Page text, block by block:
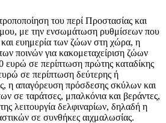
του περί Προστασίας και
με την ενσωμάτωση ρυθμίσεων που
και ευημερία των ζώων στη χώρα, η
ποινών για κακομεταχείριση ζώων
σε περίπτωση πρώτης καταδίκης
σε περίπτωση δεύτερης ή
η απαγόρευση πρόσδεσης σκύλων και
σε ταράτσες, μπαλκόνια και βεράντες,
λειτουργία δελφιναρίων, δηλαδή η
σε συνθήκες αιχμαλωσίας.